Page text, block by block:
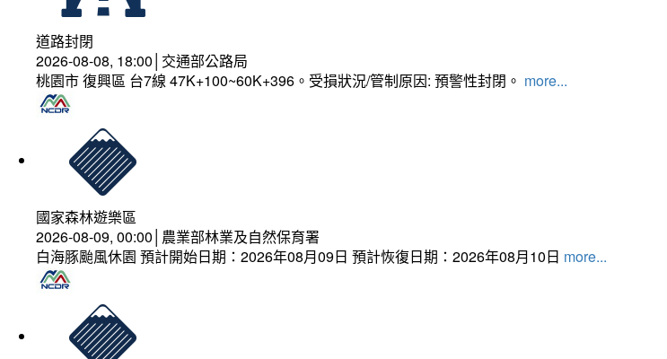
道路封閉
2026-08-08, 18:00│交通部公路局
桃園市 復興區 台7線 47K+100~60K+396。受損狀況/管制原因: 預警性封閉。 more...
國家森林遊樂區
2026-08-09, 00:00│農業部林業及自然保育署
白海豚颱風休園 預計開始日期：2026年08月09日 預計恢復日期：2026年08月10日 more...